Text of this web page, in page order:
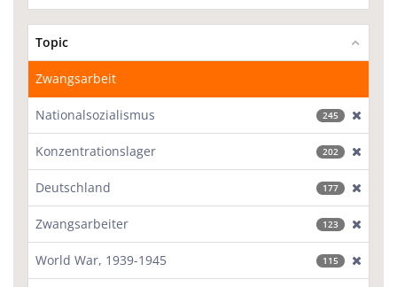
Topic
Zwangsarbeit
Nationalsozialismus 245
Konzentrationslager 202
Deutschland 177
Zwangsarbeiter 123
World War, 1939-1945 115